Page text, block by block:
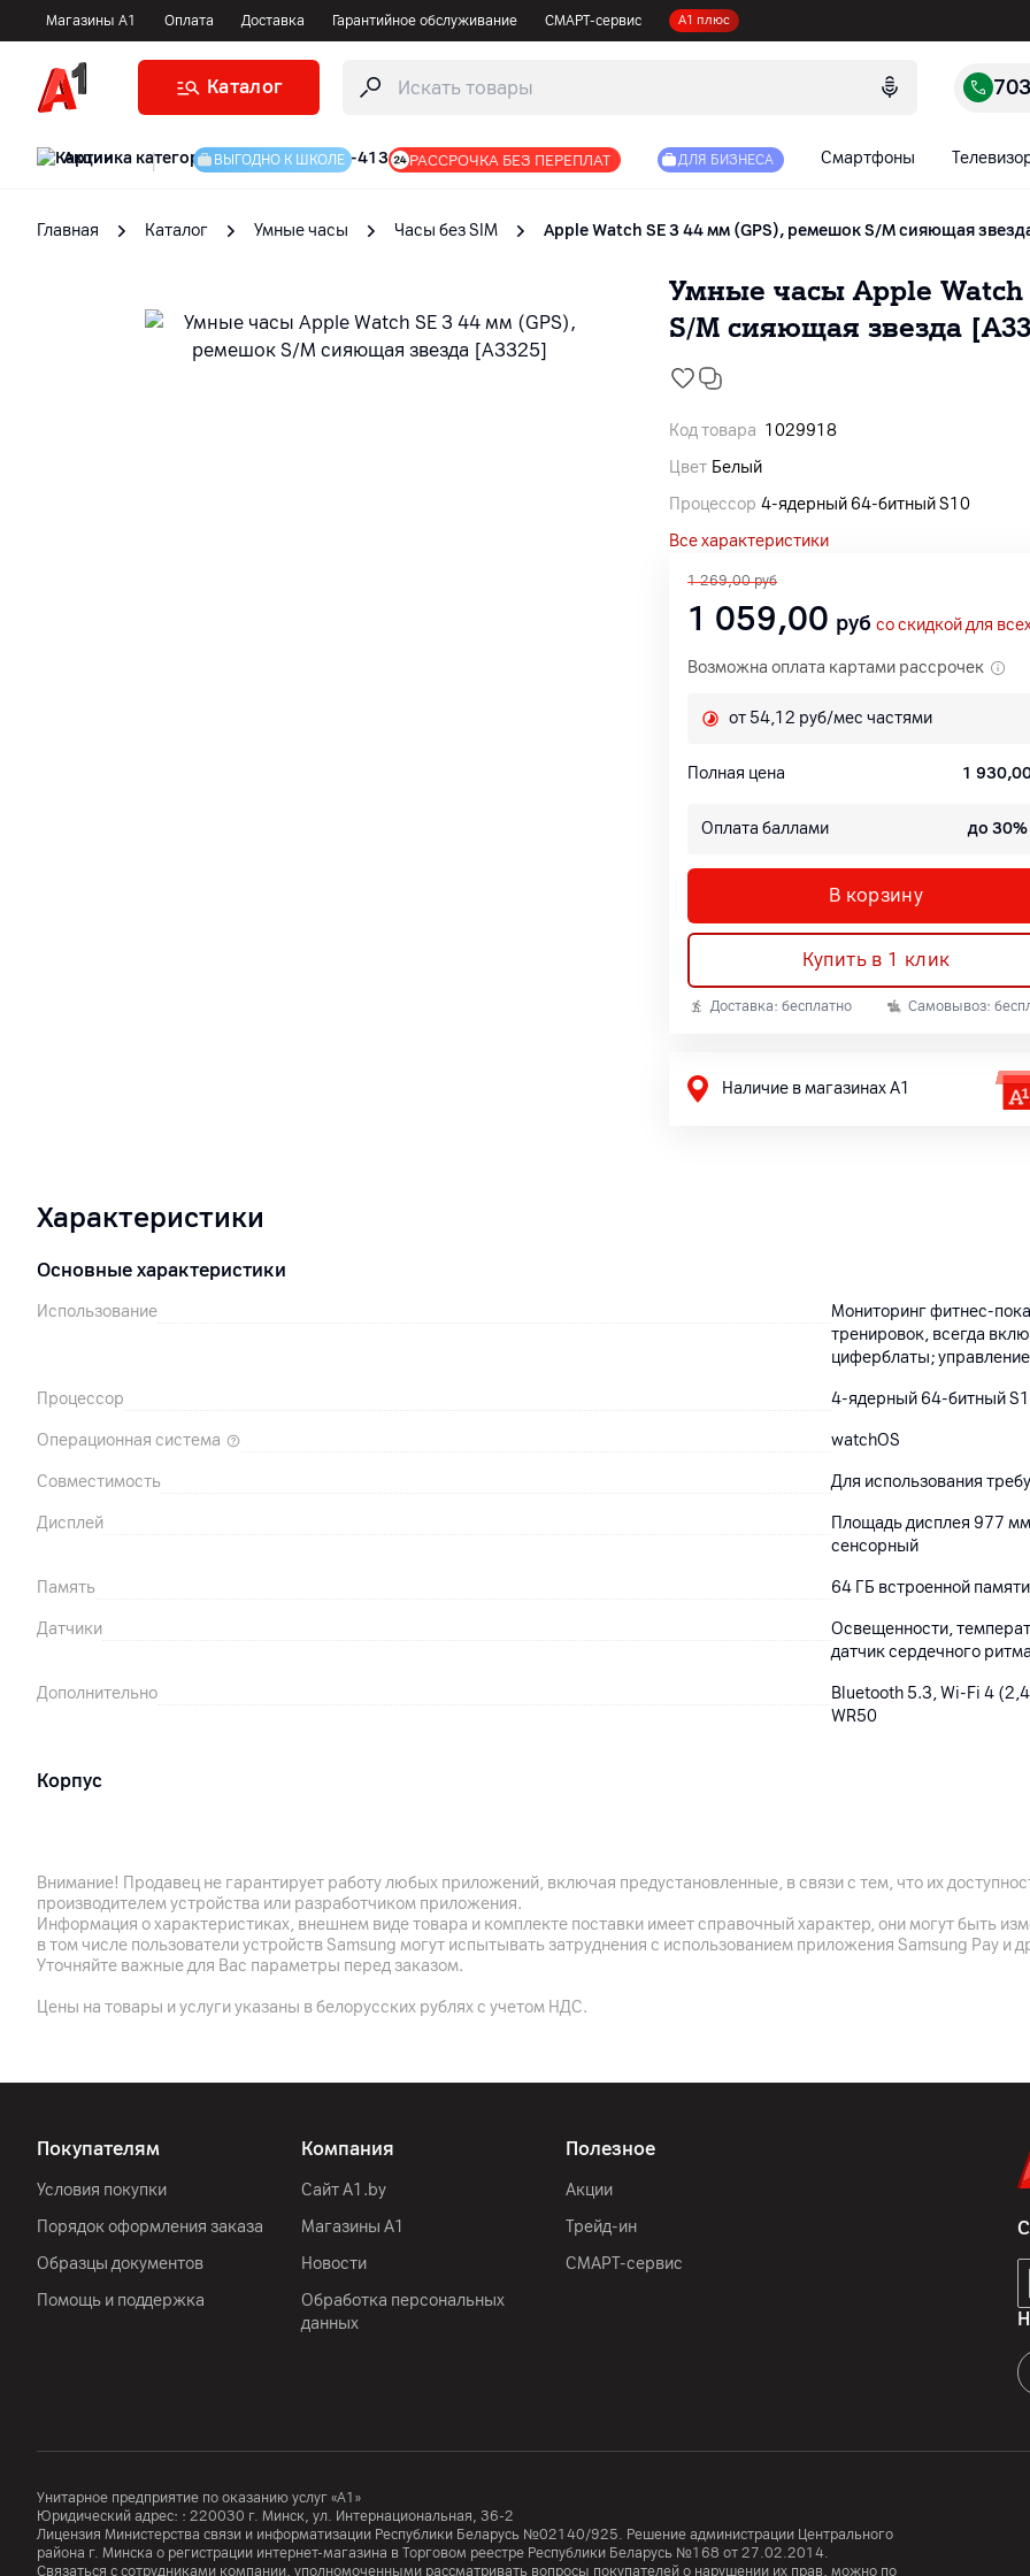
Магазины А1 Оплата Доставка Гарантийное обслуживание СМАРТ-сервис А1 плюс
Каталог
Акции | ВЫГОДНО К ШКОЛЕ РАССРОЧКА БЕЗ ПЕРЕПЛАТ ДЛЯ БИЗНЕСА Смартфоны
Главная Каталог Умные часы Часы без SIM Apple Watch SE 3 44 мм (GPS), ремешок S/M сияющая
Умные часы Apple
S/M сияющая звезда
Код товара 1029918
Цвет Белый
Процессор 4-ядерный 64‑битный S10
Все характеристики
1 269,00 руб
1 059,00 руб со скидкой для
Возможна оплата картами рассрочек
от 54,12 руб/мес частями
Полная цена 1
Оплата баллами до 30%
В корзину
Купить в 1 клик
Доставка: бесплатно Самовывоз:
Наличие в магазинах А1
Характеристики
Основные характеристики
Использование
Мониторинг
тренировок, всегда
циферблаты;
Процессор 4-ядерный 64‑битный
Операционная система watchOS
Совместимость Для использования
Дисплей
Площадь дисплея 977
сенсорный
Память 64 ГБ встроенной памяти
Датчики
Освещенности,
датчик сердечного
Дополнительно
Bluetooth 5.3, Wi-Fi 4 (2,4
WR50
Корпус
Аккумулятор
Батарея
Время работы
Импортер
ООО "Палома-Сервис",
Дистрибуция", 223053
часы, ремешок,
Внимание! Продавец не гарантирует работу любых приложений, включая предустановленные, в связи с тем, что их
производителем устройства или разработчиком приложения.
Информация о характеристиках, внешнем виде товара и комплекте поставки имеет справочный характер, они могут быть
в том числе пользователи устройств Samsung могут испытывать затруднения с использованием приложения Samsung Pay и
Уточняйте важные для Вас параметры перед заказом.
Цены на товары и услуги указаны в белорусских рублях с учетом НДС.
Покупателям
Условия покупки
Порядок оформления заказа
Образцы документов
Помощь и поддержка
Компания
Сайт A1.by
Магазины А1
Новости
Обработка персональных
данных
Полезное
Акции
Трейд-ин
СМАРТ-сервис
Унитарное предприятие по оказанию услуг «А1»
Юридический адрес: : 220030 г. Минск, ул. Интернациональная, 36-2
Лицензия Министерства связи и информатизации Республики Беларусь №02140/925. Решение администрации Центрального
района г. Минска о регистрации интернет-магазина в Торговом реестре Республики Беларусь №168 от 27.02.2014.
Связаться с сотрудниками компании, уполномоченными рассматривать вопросы покупателей о нарушении их прав, можно по